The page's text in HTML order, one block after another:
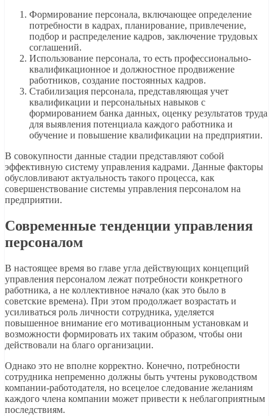
Формирование персонала, включающее определение
потребности в кадрах, планирование, привлечение,
подбор и распределение кадров, заключение трудовых
соглашений.
Использование персонала, то есть профессионально-
квалификационное и должностное продвижение
работников, создание постоянных кадров.
Стабилизация персонала, представляющая учет
квалификации и персональных навыков с
формированием банка данных, оценку результатов труда
для выявления потенциала каждого работника и
обучение и повышение квалификации на предприятии.
В совокупности данные стадии представляют собой
эффективную систему управления кадрами. Данные факторы
обусловливают актуальность такого процесса, как
совершенствование системы управления персоналом на
предприятии.
Современные тенденции управления
персоналом
В настоящее время во главе угла действующих концепций
управления персоналом лежат потребности конкретного
работника, а не коллективное начало (как это было в
советские времена). При этом продолжает возрастать и
усиливаться роль личности сотрудника, уделяется
повышенное внимание его мотивационным установкам и
возможности формировать их таким образом, чтобы они
действовали на благо организации.
Однако это не вполне корректно. Конечно, потребности
сотрудника непременно должны быть учтены руководством
компании-работодателя, но всецелое следование желаниям
каждого члена компании может привести к неблагоприятным
последствиям.